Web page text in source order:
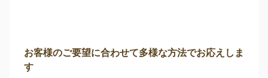
お客様のご要望に合わせて多様な方法でお応えしま
す